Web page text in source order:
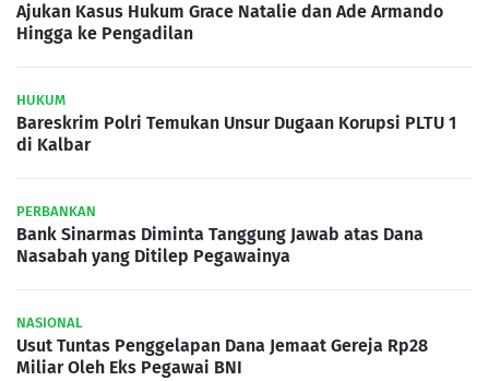
Ajukan Kasus Hukum Grace Natalie dan Ade Armando
Hingga ke Pengadilan
HUKUM
Bareskrim Polri Temukan Unsur Dugaan Korupsi PLTU 1
di Kalbar
PERBANKAN
Bank Sinarmas Diminta Tanggung Jawab atas Dana
Nasabah yang Ditilep Pegawainya
NASIONAL
Usut Tuntas Penggelapan Dana Jemaat Gereja Rp28
Miliar Oleh Eks Pegawai BNI